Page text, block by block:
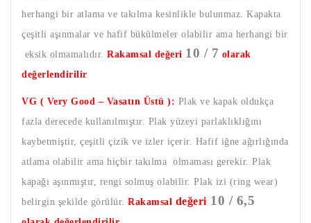
herhangi bir atlama ve takılma kesinlikle bulunmaz. Kapakta
çeşitli aşınmalar ve hafif bükülmeler olabilir ama herhangi bir
eksik olmamalıdır. Rakamsal değeri 10 / 7 olarak
değerlendirilir
VG ( Very Good – Vasatın Üstü ): Plak ve kapak oldukça
fazla derecede kullanılmıştır. Plak yüzeyi parlaklıklığını
kaybetmiştir, çeşitli çizik ve izler içerir. Hafif iğne ağırlığında
atlama olabilir ama hiçbir takılma olmaması gerekir. Plak
kapağı aşınmıştır, rengi solmuş olabilir. Plak izi (ring wear)
belirgin şekilde görülür. Rakamsal değeri 10 / 6,5